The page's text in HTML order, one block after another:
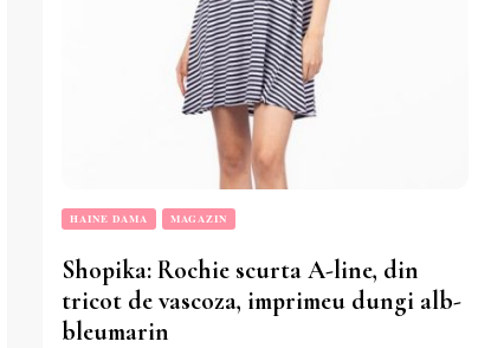
HAINE DAMA MAGAZIN
Shopika: Rochie scurta A-line, din
tricot de vascoza, imprimeu dungi alb-
bleumarin